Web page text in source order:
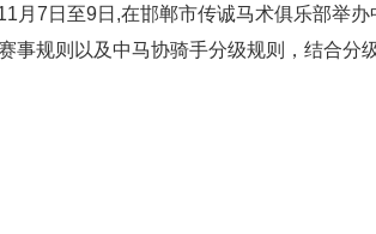
月7日至9日,在邯郸市传诚马术俱乐部举
事规则以及中马协骑手分级规则，结合分